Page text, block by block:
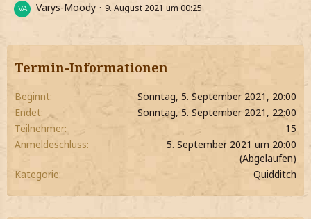
Varys-Moody 9. August 2021 um 00:25
Termin-Informationen
Beginnt
Sonntag, 5. September 2021, 20:00
Endet
Sonntag, 5. September 2021, 22:00
Teilnehmer
15
Anmeldeschluss
5. September 2021 um 20:00
(Abgelaufen)
Kategorie
Quidditch